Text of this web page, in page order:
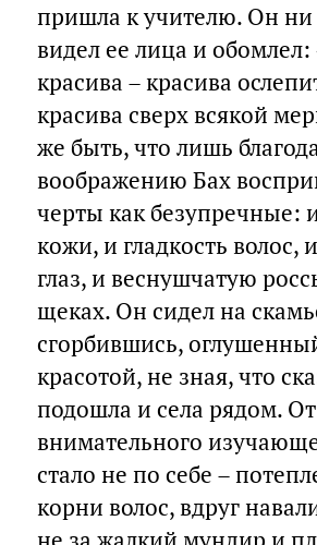
пришла к учителю. Он ни
видел ее лица и
красива – красива
красива сверх всякой
же быть, что лишь
воображению Бах
черты как безупречные:
кожи, и гладкость волос,
глаз, и веснушчатую
щеках. Он сидел на
сгорбившись,
красотой, не зная, что
подошла и села рядом.
внимательного
стало не по себе –
корни волос, вдруг